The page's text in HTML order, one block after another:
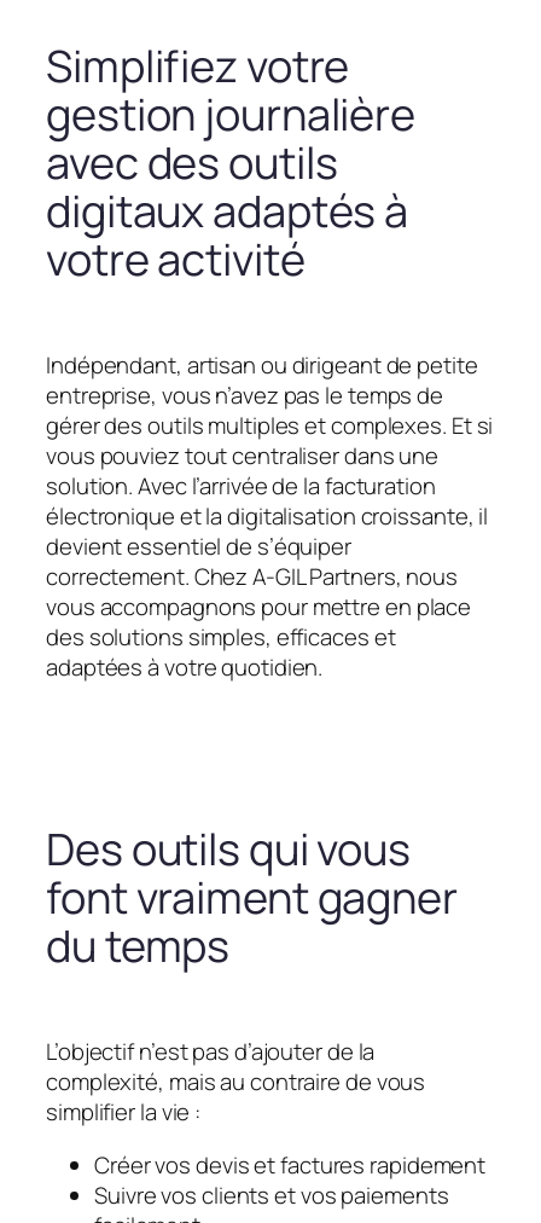
Simplifiez votre
gestion journalière
avec des outils
digitaux adaptés à
votre activité
Indépendant, artisan ou dirigeant de petite
entreprise, vous n’avez pas le temps de
gérer des outils multiples et complexes. Et si
vous pouviez tout centraliser dans une
solution. Avec l’arrivée de la facturation
électronique et la digitalisation croissante, il
devient essentiel de s’équiper
correctement. Chez A-GIL Partners, nous
vous accompagnons pour mettre en place
des solutions simples, efficaces et
adaptées à votre quotidien.
Des outils qui vous
font vraiment gagner
du temps
L’objectif n’est pas d’ajouter de la
complexité, mais au contraire de vous
simplifier la vie :
Créer vos devis et factures rapidement
Suivre vos clients et vos paiements